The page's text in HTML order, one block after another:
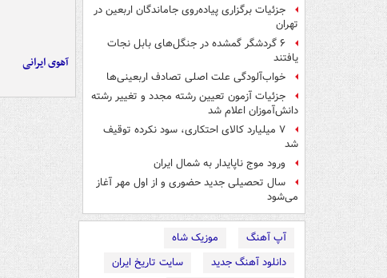
جزئیات برگزاری پیاده‌روی جاماندگان اربعین در
تهران
۶ گردشگر گمشده در جنگل‌های بابل نجات
یافتند
خواب‌آلودگی علت اصلی تصادف اربعینی‌ها
جزئیات آزمون تعیین رشته مجدد و تغییر رشته
دانش‌آموزان اعلام شد
۷ میلیارد کالای احتکاری، سود نکرده توقیف
شد
ورود موج ناپایدار به شمال ایران
سال تحصیلی جدید حضوری و از اول مهر آغاز
می‌شود
آپ آهنگ
موزیک شاه
دانلود آهنگ جدید
سایت تاریخ ایران
آهوی ایرانی